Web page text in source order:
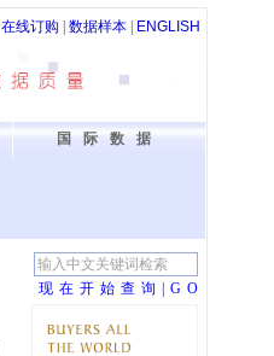
在线订购 数据样本 ENGLISH
国际数据
现在开始查询|G O